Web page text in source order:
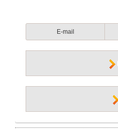
E-mail